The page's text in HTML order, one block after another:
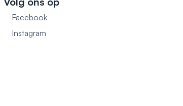
Facebook
Instagram